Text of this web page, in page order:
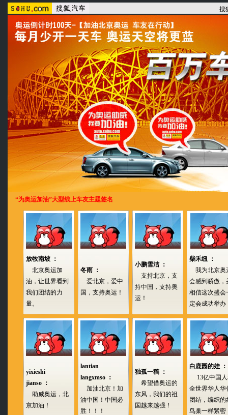
搜
“为奥运加油”大型线上车友主题签名
放牧南坡 ：
北京奥运加
油，让世界看到
我们团结的力
量。
冬雨 ：
爱北京，爱中
国，支持奥运！
小鹏雪洁 ：
支持北京，支
持中国，支持奥
运！
柴禾纽 ：
我为北京奥
会感到骄傲，
相信这次盛会
定会成功举办
yixieshi
jianso ：
助威奥运，北
京加油！
lantian
langxmso ：
加油北京！加
油中国！中国必
胜！！！
独孤一稿 ：
希望借奥运的
东风，我们的祖
国越来越强！
白鹿园的娃 ：
13亿中国
全世界华人华
团结，编织的
鸟巢一样紧密